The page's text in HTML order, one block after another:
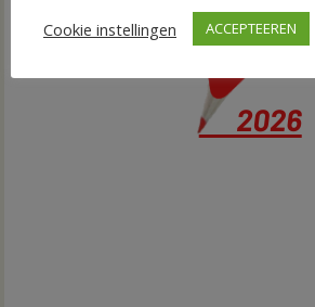
Cookie instellingen
ACCEPTEEREN